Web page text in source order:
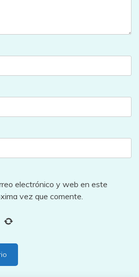
electrónico y web en este
vez que comente.